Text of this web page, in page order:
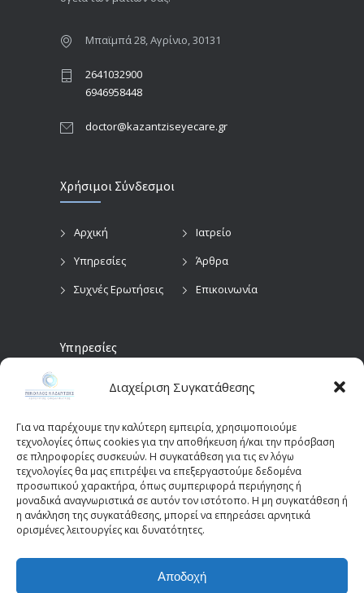
Διαχείριση Συγκατάθεσης
Για να παρέχουμε την καλύτερη εμπειρία, χρησιμοποιούμε
τεχνολογίες όπως cookies για την αποθήκευση ή/και την πρόσβαση
σε πληροφορίες συσκευών. Η συγκατάθεση για τις εν λόγω
τεχνολογίες θα μας επιτρέψει να επεξεργαστούμε δεδομένα
προσωπικού χαρακτήρα, όπως συμπεριφορά περιήγησης ή
μοναδικά αναγνωριστικά σε αυτόν τον ιστότοπο. Η μη συγκατάθεση ή
η ανάκληση της συγκατάθεσης, μπορεί να επηρεάσει αρνητικά
ορισμένες λειτουργίες και δυνατότητες.
Αποδοχή
Μπαϊμπά 28, Αγρίνιο, 30131
2641032900
6946958448
doctor@kazantziseyecare.gr
Χρήσιμοι Σύνδεσμοι
Αρχική
Ιατρείο
Υπηρεσίες
Άρθρα
Συχνές Ερωτήσεις
Επικοινωνία
Υπηρεσίες
Προληπτικός
Έλεγχος
Διαγνωστικές
Χειρουργικές
Επεμβάσεις Οφθαλμών
Οπτικά Πεδία
(Perimetry)
Παιδοοφθαλμολογία
Οπτική Τομογραφία
Συνοχής (OCT)
© 2025 - kazantziseyecare.gr -